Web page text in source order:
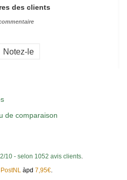
des clients
Notez-le
de comparaison
/10 - selon 1052 avis clients.
PostNL àpd 7,95€.